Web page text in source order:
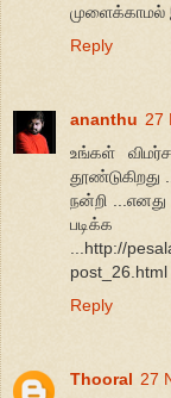
முளைக்காமல்
Reply
ananthu 27
உங்கள்
தூண்டுகிறது
நன்றி
...http://
post_26.html
Reply
Thooral 27